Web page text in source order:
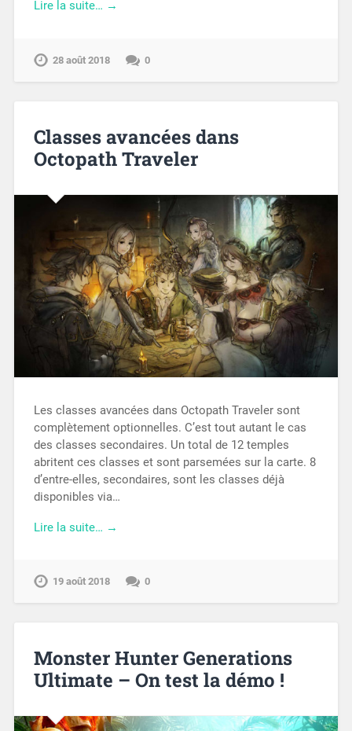
Lire la suite… →
28 août 2018 0
Classes avancées dans
Octopath Traveler
Les classes avancées dans Octopath Traveler sont
complètement optionnelles. C’est tout autant le cas
des classes secondaires. Un total de 12 temples
abritent ces classes et sont parsemées sur la carte. 8
d’entre-elles, secondaires, sont les classes déjà
disponibles via…
Lire la suite… →
19 août 2018 0
Monster Hunter Generations
Ultimate – On test la démo !